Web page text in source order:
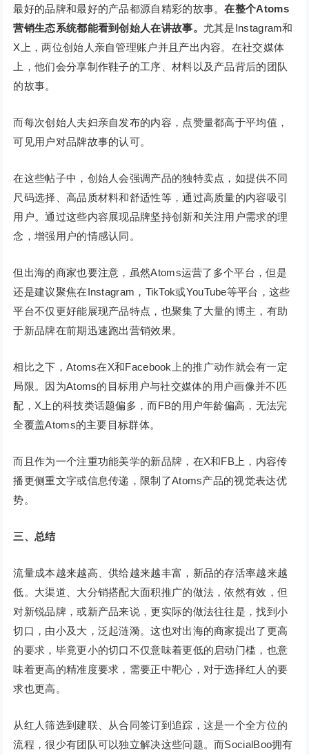
最好的品牌和最好的产品都源自精彩的故事。在整个Atoms
营销生态系统都能看到创始人在讲故事。 尤其是Instagram和
X上，两位创始人亲自管理账户并且产出内容。在社交媒体
上，他们会分享制作鞋子的工序、材料以及产品背后的团队
的故事。
而每次创始人夫妇亲自发布的内容，点赞量都高于平均值，
可见用户对品牌故事的认可。
在这些帖子中，创始人会强调产品的独特卖点，如提供不同
尺码选择、高品质材料和舒适性等，通过高质量的内容吸引
用户。通过这些内容展现品牌坚持创新和关注用户需求的理
念，增强用户的情感认同。
但出海的商家也要注意，虽然Atoms运营了多个平台，但是
还是建议聚焦在Instagram，TikTok或YouTube等平台，这些
平台不仅更好能展现产品特点，也聚集了大量的博主，有助
于新品牌在前期迅速跑出营销效果。
相比之下，Atoms在X和Facebook上的推广动作就会有一定
局限。因为Atoms的目标用户与社交媒体的用户画像并不匹
配，X上的科技类话题偏多，而FB的用户年龄偏高，无法完
全覆盖Atoms的主要目标群体。
而且作为一个注重功能美学的新品牌，在X和FB上，内容传
播更侧重文字或信息传递，限制了Atoms产品的视觉表达优
势。
三、总结
流量成本越来越高、供给越来越丰富，新品的存活率越来越
低。大渠道、大分销搭配大面积推广的做法，依然有效，但
对新锐品牌，或新产品来说，更实际的做法往往是，找到小
切口，由小及大，泛起涟漪。这也对出海的商家提出了更高
的要求，毕竟更小的切口不仅意味着更低的启动门槛，也意
味着更高的精准度要求，需要正中靶心，对于选择红人的要
求也更高。
从红人筛选到建联、从合同签订到追踪，这是一个全方位的
流程，很少有团队可以独立解决这些问题。而SocialBoo拥有